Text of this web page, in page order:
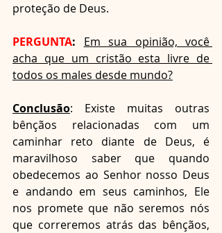
proteção de Deus.
PERGUNTA:
Em sua opinião, você
acha que um cristão esta livre de
todos os males desde mundo?
Conclusão: Existe muitas outras
bênçãos relacionadas com um
caminhar reto diante de Deus, é
maravilhoso saber que quando
obedecemos ao Senhor nosso Deus
e andando em seus caminhos, Ele
nos promete que não seremos nós
que correremos atrás das bênçãos,